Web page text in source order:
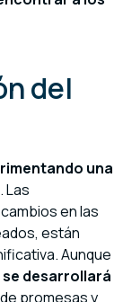
del
una
. Las
en las
están
Aunque
desarrollará
promesas y